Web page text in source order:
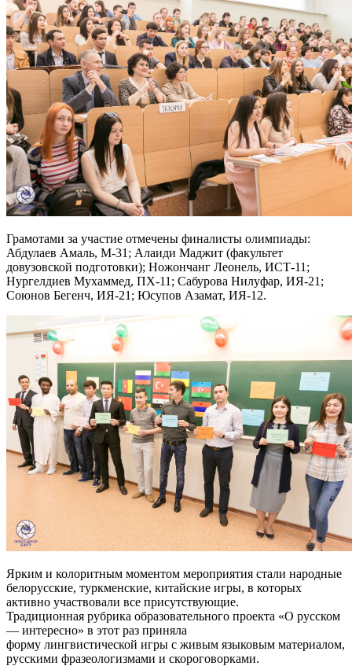
Грамотами за участие отмечены финалисты олимпиады:
Абдулаев Амаль, М-31; Алаиди Маджит (факультет
довузовской подготовки); Ножончанг Леонель, ИСТ-11;
Нургелдиев Мухаммед, ПХ-11; Сабурова Нилуфар, ИЯ-21;
Союнов Бегенч, ИЯ-21; Юсупов Азамат, ИЯ-12.
Ярким и колоритным моментом мероприятия стали народные
белорусские, туркменские, китайские игры, в которых
активно участвовали все присутствующие.
Традиционная рубрика образовательного проекта «О русском
— интересно» в этот раз приняла
форму лингвистической игры с живым языковым материалом,
русскими фразеологизмами и скороговорками.